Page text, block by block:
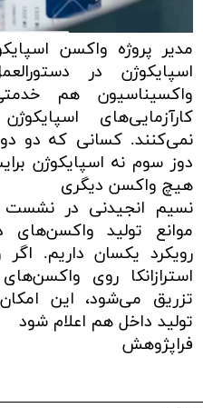
مدیر پروژه واکسن
اسپایکوژن در
واکسیناسیون هم
کارآزمایی‌های
نمی‌کنند. کسانی که دو دوز
دوز سوم نه اسپایکوژن
هیچ واکسن دیگری
نسیم انجیدنی در
موانع تولید واکسن‌های
رویکرد یکسان داریم.
استرازانکا روی
تزریق می‌شود، این
تولید داخل هم اعلام شود
فراپژوهش